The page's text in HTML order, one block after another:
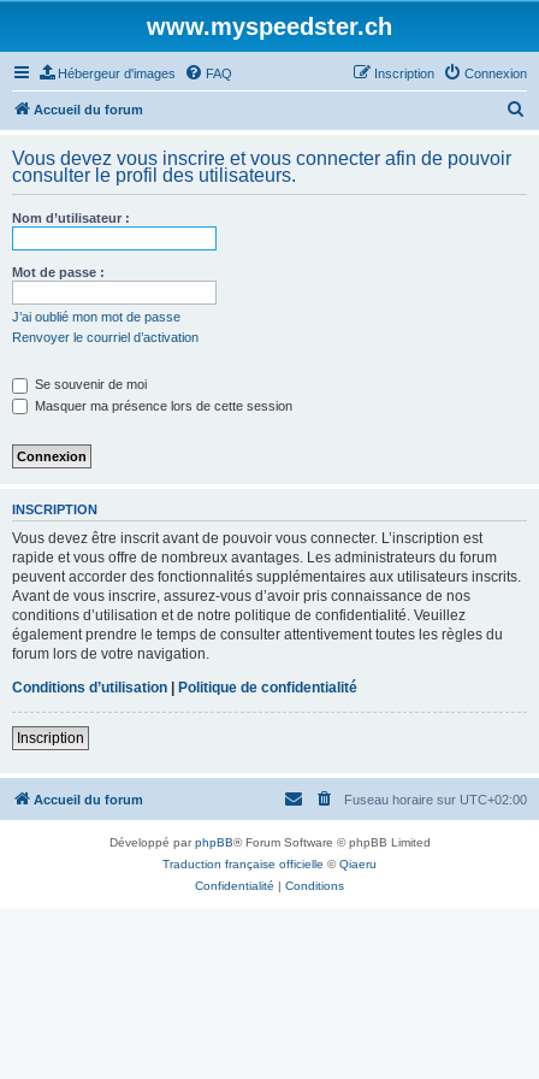
www.myspeedster.ch
Hébergeur d'images FAQ Connexion
Inscription
Accueil du forum
h
Vous devez vous inscrire et vous connecter afin de pouvoir
consulter le profil des utilisateurs.
Nom d’utilisateur :
Mot de passe :
J’ai oublié mon mot de passe
Renvoyer le courriel d’activation
Se souvenir de moi
Masquer ma présence lors de cette session
INSCRIPTION
Vous devez être inscrit avant de pouvoir vous connecter. L’inscription est
rapide et vous offre de nombreux avantages. Les administrateurs du forum
peuvent accorder des fonctionnalités supplémentaires aux utilisateurs inscrits.
Avant de vous inscrire, assurez-vous d’avoir pris connaissance de nos
conditions d’utilisation et de notre politique de confidentialité. Veuillez
également prendre le temps de consulter attentivement toutes les règles du
forum lors de votre navigation.
Conditions d’utilisation | Politique de confidentialité
Inscription
Accueil du forum Fuseau horaire sur UTC+02:00
Développé parphpBB® Forum Software © phpBB Limited
Traduction française officielle ©Qiaeru
Confidentialité | Conditions